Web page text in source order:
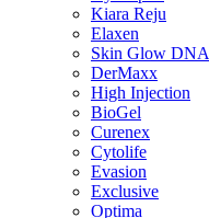
Kiara Reju
Elaxen
Skin Glow DNA
DerMaxx
High Injection
BioGel
Curenex
Cytolife
Evasion
Exclusive
Optima